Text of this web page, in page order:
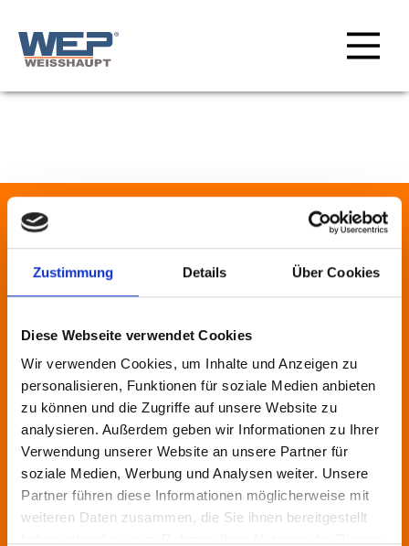
Zustimmung Details Über Cookies
Diese Webseite verwendet Cookies
Wir verwenden Cookies, um Inhalte und Anzeigen zu
personalisieren, Funktionen für soziale Medien anbieten
zu können und die Zugriffe auf unsere Website zu
analysieren. Außerdem geben wir Informationen zu Ihrer
Verwendung unserer Website an unsere Partner für
soziale Medien, Werbung und Analysen weiter. Unsere
Partner führen diese Informationen möglicherweise mit
weiteren Daten zusammen, die Sie ihnen bereitgestellt
SEITENFUSS
WIR FREUEN
UNS
AUF IHRE
ANFRAG
E!